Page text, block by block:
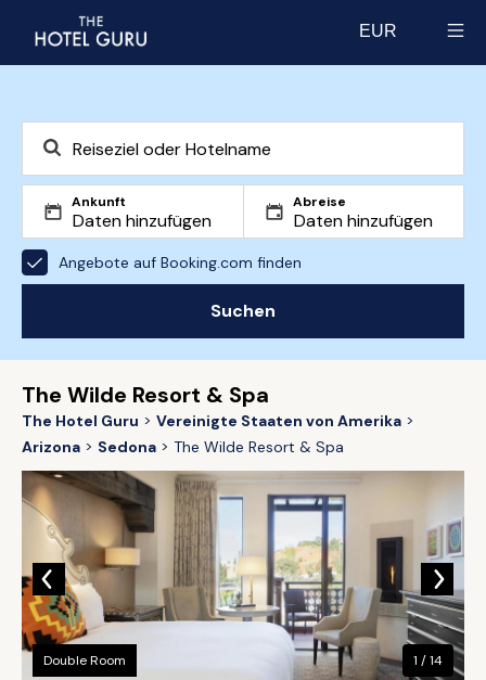
EUR
Ankunft Abreise
Angebote auf Booking.com finden
Suchen
The Wilde Resort & Spa
The Hotel Guru
Vereinigte Staaten von Amerika
Arizona
Sedona The Wilde Resort & Spa
Double Room 1 / 14